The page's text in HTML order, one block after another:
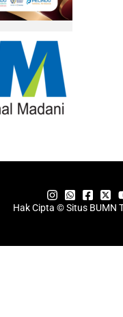
Hak Cipta © Situs BUMN